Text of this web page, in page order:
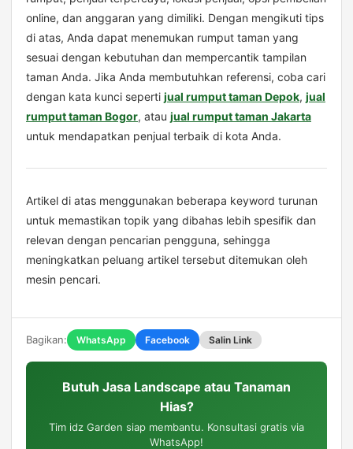
online, dan anggaran yang dimiliki. Dengan mengikuti tips
di atas, Anda dapat menemukan rumput taman yang
sesuai dengan kebutuhan dan mempercantik tampilan
taman Anda. Jika Anda membutuhkan referensi, coba cari
dengan kata kunci seperti jual rumput taman Depok, jual
rumput taman Bogor, atau jual rumput taman Jakarta
untuk mendapatkan penjual terbaik di kota Anda.
Artikel di atas menggunakan beberapa keyword turunan
untuk memastikan topik yang dibahas lebih spesifik dan
relevan dengan pencarian pengguna, sehingga
meningkatkan peluang artikel tersebut ditemukan oleh
mesin pencari.
Bagikan: WhatsApp Facebook Salin Link
Butuh Jasa Landscape atau Tanaman
Hias?
Tim idz Garden siap membantu. Konsultasi gratis via
WhatsApp!